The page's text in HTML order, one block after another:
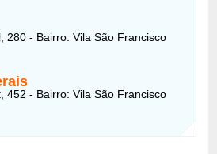
280 - Bairro: Vila São Francisco
452 - Bairro: Vila São Francisco